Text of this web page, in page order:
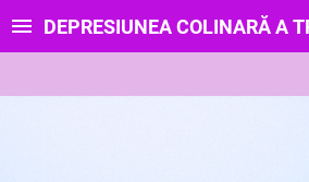
DEPRESIUNEA COLINARĂ A